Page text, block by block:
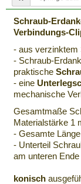
Schraub-
Verbindungs-
- aus verzinktem
- Schraub-
praktische
- eine
mechanische
Gesamtmaße
Materialstärke 1
- Gesamte
- Unterteil
am unteren Ende
konisch